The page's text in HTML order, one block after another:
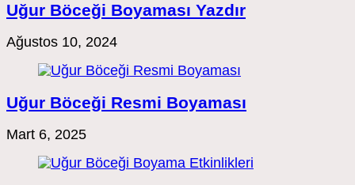
Uğur Böceği Boyaması Yazdır
Ağustos 10, 2024
Uğur Böceği Resmi Boyaması
Mart 6, 2025